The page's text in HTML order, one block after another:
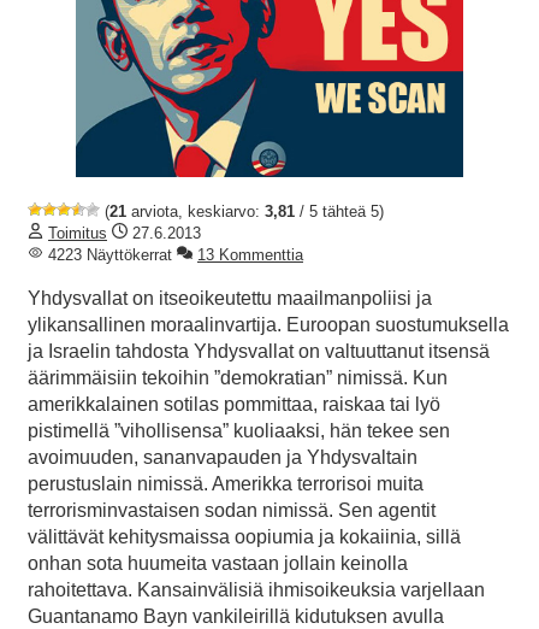
(21 arviota, keskiarvo: 3,81 / 5 tähteä 5)
Toimitus
27.6.2013
4223 Näyttökerrat
13 Kommenttia
Yhdysvallat on itseoikeutettu maailmanpoliisi ja
ylikansallinen moraalinvartija. Euroopan suostumuksella
ja Israelin tahdosta Yhdysvallat on valtuuttanut itsensä
äärimmäisiin tekoihin ”demokratian” nimissä. Kun
amerikkalainen sotilas pommittaa, raiskaa tai lyö
pistimellä ”vihollisensa” kuoliaaksi, hän tekee sen
avoimuuden, sananvapauden ja Yhdysvaltain
perustuslain nimissä. Amerikka terrorisoi muita
terrorisminvastaisen sodan nimissä. Sen agentit
välittävät kehitysmaissa oopiumia ja kokaiinia, sillä
onhan sota huumeita vastaan jollain keinolla
rahoitettava. Kansainvälisiä ihmisoikeuksia varjellaan
Guantanamo Bayn vankileirillä kidutuksen avulla